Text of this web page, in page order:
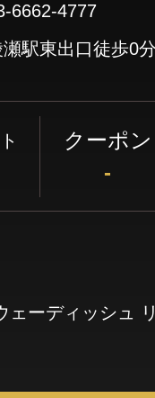
6662-4777
瀬駅東出口徒歩0
クーポン
-
ェーディッシュ